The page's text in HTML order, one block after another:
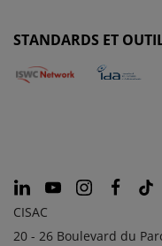
STANDARDS ET
CISAC
20 - 26 Boulevard du